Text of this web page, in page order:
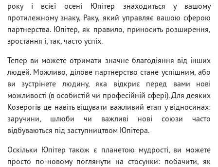
року і всієї осені Юпітер знаходиться у вашому
протилежному знаку, Раку, який управляє вашою сферою
партнерства. Юпітер, як правило, приносить розширення,
зростання і, так, часто успіх.
Тепер ви можете отримати значне благодіяння від інших
людей. Можливо, ділове партнерство стане успішним, або
ви зустрінете людину, яка відкриє перед вами нові
можливості (в особистій чи професійній сфері). Для деяких
Козерогів це навіть віщувати важливий етап у відносинах:
заручини, шлюби чи важливі нові союзи часто
відбуваються під заступництвом Юпітера.
Оскільки Юпітер також є планетою мудрості, ви можете
просто по-новому поглянути на стосунки: побачити, як